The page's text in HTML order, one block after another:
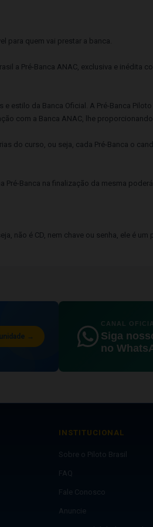
para quem vai prestar a banca.
a Pré-Banca ANAC, exclusiva e inédita
estilo da Banca Oficial. A Pré-Banca
com a Banca ANAC, lhe
do curso, ou seja, cada Pré-Banca o
Pré-Banca na finalização da mesma
não é CD, nem chave ou senha, ele é
→
CANAL
Siga
no
INSTITUCIONAL
Sobre o Piloto Brasil
FAQ
Fale Conosco
Anuncie